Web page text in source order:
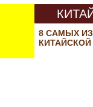
8 САМЫХ
КИТАЙСКОЙ